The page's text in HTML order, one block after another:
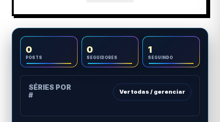
0
POSTS
0
SEGUIDORES
1
SEGUINDO
SÉRIES POR
#
Ver todas / gerenciar